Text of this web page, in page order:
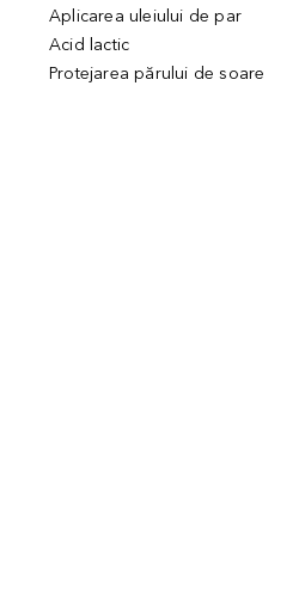
Aplicarea uleiului de par
Acid lactic
Protejarea părului de soare